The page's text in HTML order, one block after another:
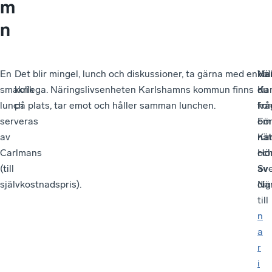
m
n
En
smakrik
lunch
serveras
av
Carlmans
(till
självkostnadspris).
Det blir mingel, lunch och diskussioner, ta gärna med en
kollega. Näringslivsenheten Karlshamns kommun finns
på plats, tar emot och håller samman lunchen.
du
om
av
dig
till
n
a
r
i